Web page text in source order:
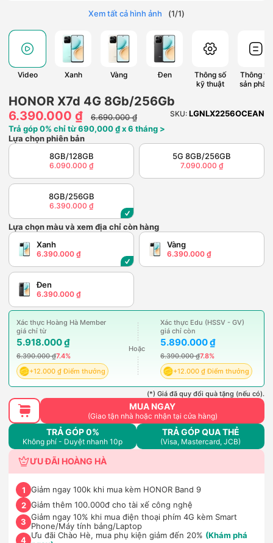
Xem tất cả hình ảnh (1/1)
Video Xanh Vàng Đen
Thông số
kỹ thuật
Thông tin
sản phẩm
HONOR X7d 4G 8Gb/256Gb
6.390.000 ₫
6.690.000 ₫ SKU: LGNLX2256OCEAN
Trả góp 0% chỉ từ 690,000 ₫ x 6 tháng >
Lựa chọn phiên bản
8GB/128GB
6.090.000 ₫
5G 8GB/256GB
7.090.000 ₫
8GB/256GB
6.390.000 ₫
Lựa chọn màu và xem địa chỉ còn hàng
Xanh
6.390.000 ₫
Vàng
6.390.000 ₫
Đen
6.390.000 ₫
Xác thực Hoàng Hà Member
giá chỉ từ
5.918.000 ₫
6.390.000 ₫7.4%
+12.000 ₫ Điểm thưởng
Hoặc
Xác thực Edu (HSSV - GV)
giá chỉ còn
5.890.000 ₫
6.390.000 ₫7.8%
+12.000 ₫ Điểm thưởng
(*) Giá đã quy đổi quà tặng (nếu có).
MUA NGAY
(Giao tận nhà hoặc nhận tại cửa hàng)
TRẢ GÓP 0%
Không phí - Duyệt nhanh 10p
TRẢ GÓP QUA THẺ
(Visa, Mastercard, JCB)
ƯU ĐÃI HOÀNG HÀ
1
Giảm ngay 100k khi mua kèm HONOR Band 9
2 Giảm thêm 100.000đ cho tài xế công nghệ
3 Giảm ngay 10% khi mua điện thoại phím 4G kèm Smart
Phone/Máy tính bảng/Laptop
4 Ưu đãi Chào Hè, mua phụ kiện giảm đến 20% (Khám phá